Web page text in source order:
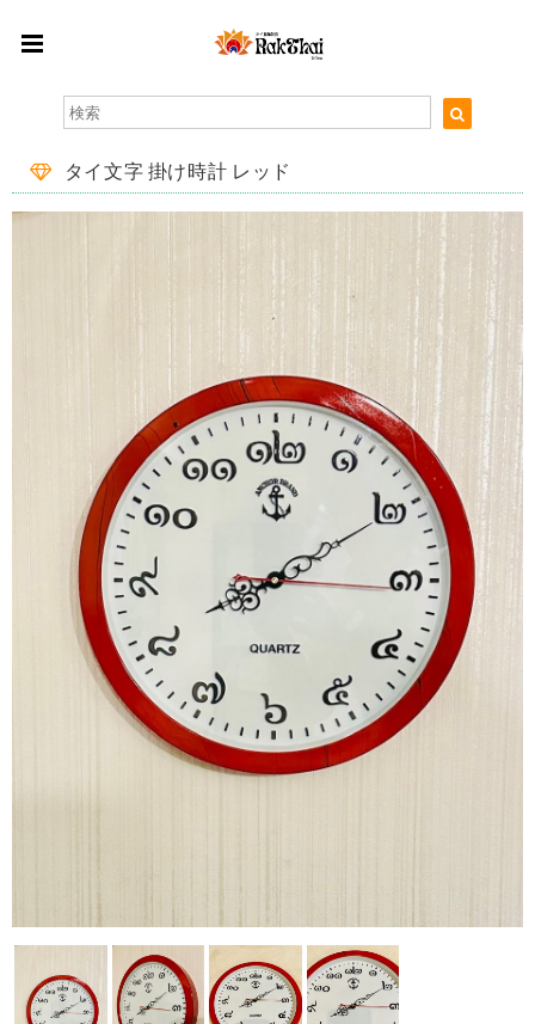
タイ文字 掛け時計 レッド